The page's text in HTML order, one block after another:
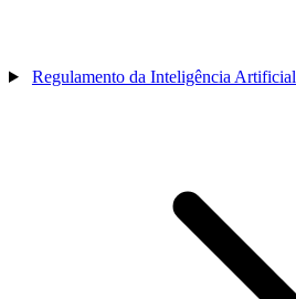
Regulamento da Inteligência Artificial